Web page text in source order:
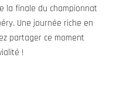
la finale du championnat
Une journée riche en
partager ce moment
!